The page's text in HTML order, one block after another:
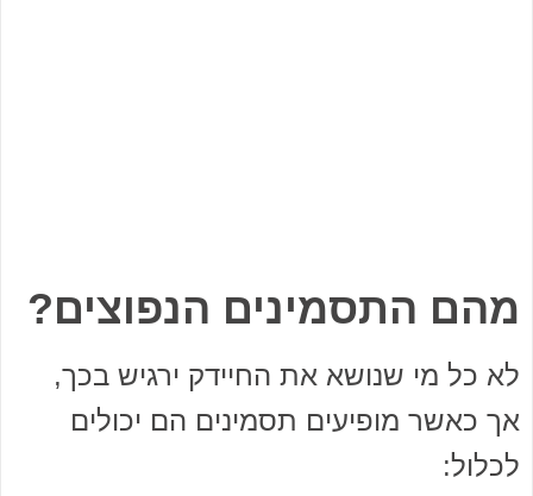
מהם התסמינים הנפוצים?
לא כל מי שנושא את החיידק ירגיש בכך,
אך כאשר מופיעים תסמינים הם יכולים
לכלול: